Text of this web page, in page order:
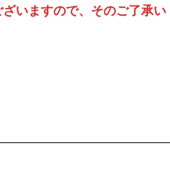
いますので、そのご了承い